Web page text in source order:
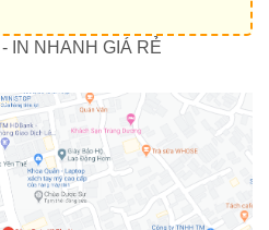
IN NHANH GIÁ RẺ